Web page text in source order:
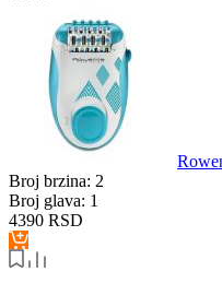
Broj brzina: 2
Broj glava: 1
4390 RSD